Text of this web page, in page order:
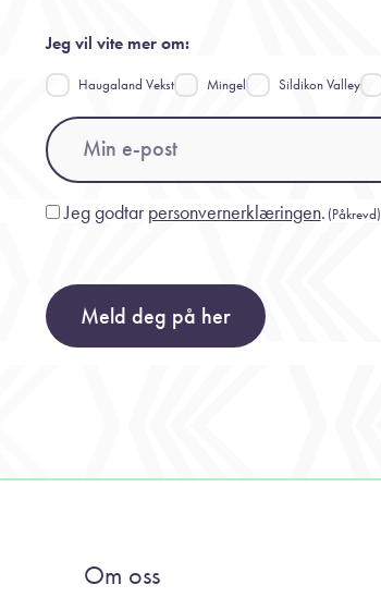
Jeg vil vite mer om:
Haugaland Vekst Mingel Sildikon Valley
Email
Consent(Påkrevd)
Jeg godtarpersonvernerklæringen. (Påkrevd)
Meld deg på her
Om oss